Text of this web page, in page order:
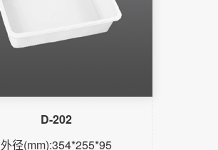
D-202
外径(mm):354*255*95